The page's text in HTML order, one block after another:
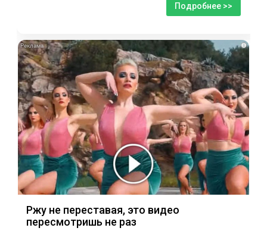
Подробнее >>
i
Ржу не переставая, это видео
пересмотришь не раз